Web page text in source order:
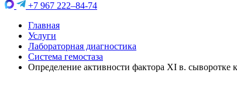
+7 967 222–84-74
Главная
Услуги
Лабораторная диагностика
Система гемостаза
Определение активности фактора XI в. сыворотке